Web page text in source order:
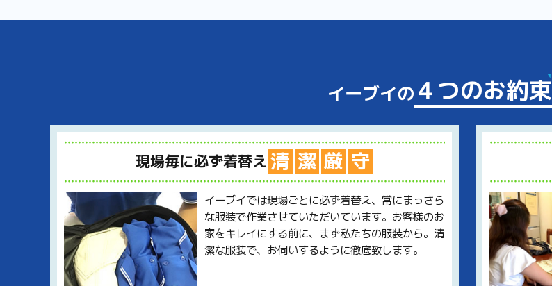
イーブイの ４つのお約束
現場毎に必ず着替え 清 潔 厳 守
イーブイでは現場ごとに必ず着替え、常にまっさら
な服装で作業させていただいています。お客様のお
家をキレイにする前に、まず私たちの服装から。清
潔な服装で、お伺いするように徹底致します。